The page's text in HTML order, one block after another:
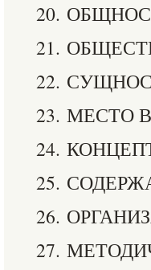
20.
21.
22.
23. МЕСТО
24.
25.
26.
27.